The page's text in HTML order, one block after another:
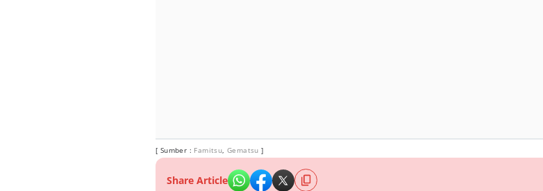
[ Sumber : Famitsu,Gematsu ]
Share Article